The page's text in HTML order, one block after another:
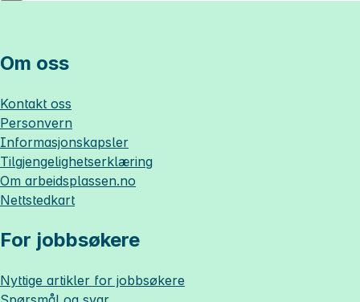
Om oss
Kontakt oss
Personvern
Informasjonskapsler
Tilgjengelighetserklæring
Om arbeidsplassen.no
Nettstedkart
For jobbsøkere
Nyttige artikler for jobbsøkere